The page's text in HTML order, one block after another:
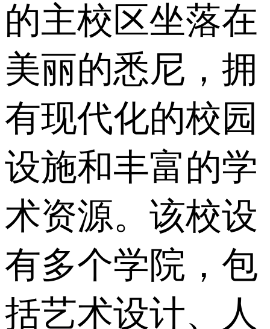
的主校区坐落在
美丽的悉尼，拥
有现代化的校园
设施和丰富的学
术资源。该校设
有多个学院，包
括艺术设计、人